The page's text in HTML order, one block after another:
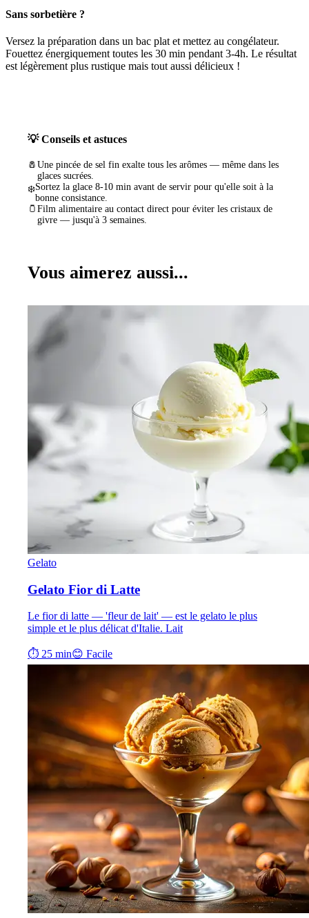
Sans sorbetière ?
Versez la préparation dans un bac plat et mettez au congélateur.
Fouettez énergiquement toutes les 30 min pendant 3-4h. Le résultat
est légèrement plus rustique mais tout aussi délicieux !
💡 Conseils et astuces
🧂 Une pincée de sel fin exalte tous les arômes — même dans les
glaces sucrées.
❄️Sortez la glace 8-10 min avant de servir pour qu'elle soit à la
bonne consistance.
🫙 Film alimentaire au contact direct pour éviter les cristaux de
givre — jusqu'à 3 semaines.
Vous aimerez aussi...
Gelato
Gelato Fior di Latte
Le fior di latte — 'fleur de lait' — est le gelato le plus
simple et le plus délicat d'Italie. Lait
⏱ 25 min😊 Facile